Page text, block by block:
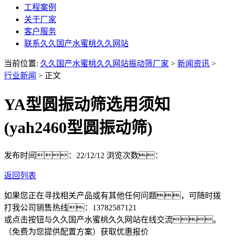
工程案例
关于厂家
客户服务
联系久久国产水蜜桃久久网站
当前位置: 久久国产水蜜桃久久网站振动筛厂家 > 新闻资讯 >
行业新闻 > 正文
YA型圆振动筛选用须知
(yah2460型圆振动筛)
发布时间：22/12/12 浏览次数：
返回列表
如果您正在寻找相关产品或有其他任何问题，可随时拨
打我公司销售热线： 13782587121
或点击按钮与久久国产水蜜桃久久网站在线交流。
（免费为您提供配置方案） 获取优惠报价